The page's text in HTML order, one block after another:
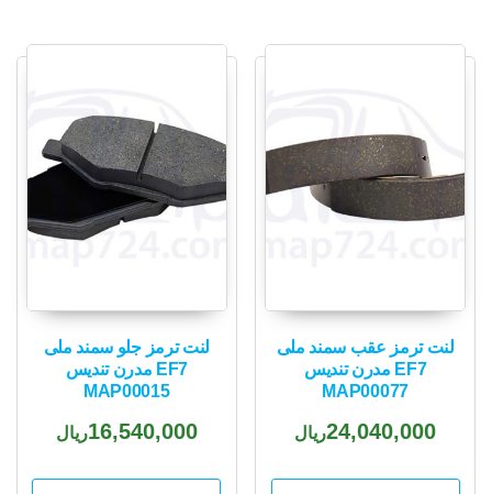
لنت ترمز عقب سمند ملی
EF7 مدرن تندیس
MAP00077
24,040,000ریال
لنت ترمز جلو سمند ملی
EF7 مدرن تندیس
MAP00015
16,540,000ریال